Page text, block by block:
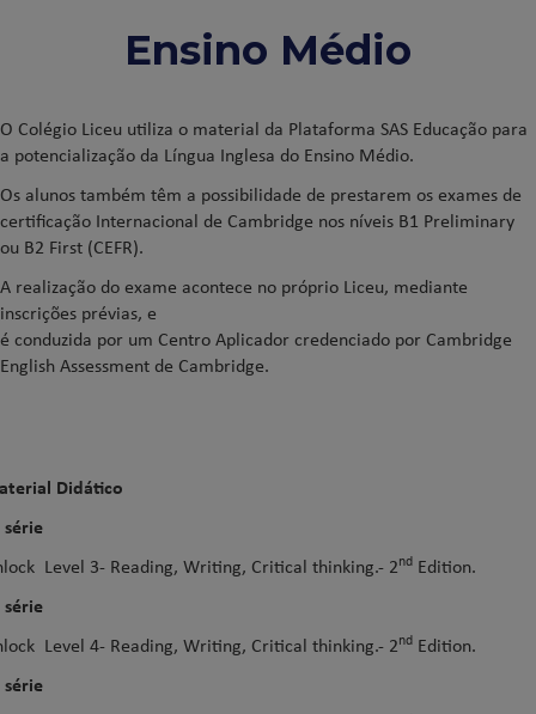
Ensino Médio
O Colégio Liceu utiliza o material da Plataforma SAS Educação para
a potencialização da Língua Inglesa do Ensino Médio.
Os alunos também têm a possibilidade de prestarem os exames de
certificação Internacional de Cambridge nos níveis B1 Preliminary
ou B2 First (CEFR).
A realização do exame acontece no próprio Liceu, mediante
inscrições prévias, e
é conduzida por um Centro Aplicador credenciado por Cambridge
English Assessment de Cambridge.
Didático
série
Level 3- Reading, Writing, Critical thinking.- 2nd Edition.
série
Level 4- Reading, Writing, Critical thinking.- 2nd Edition.
série